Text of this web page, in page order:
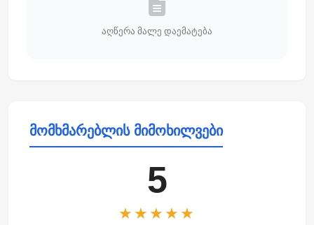
აღწერა მალე დაემატება
მომხმარებლის მიმოხილვები
5
★★★★★